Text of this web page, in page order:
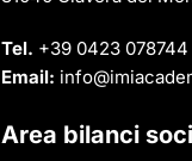
Tel. +39 0423 078744
Email:
Area bilanci